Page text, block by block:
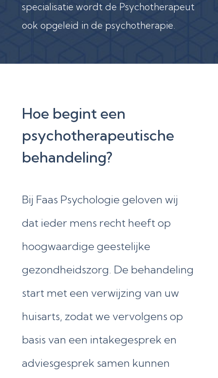
specialisatie wordt de Psychotherapeut
ook opgeleid in de psychotherapie.
Hoe begint een
psychotherapeutische
behandeling?
Bij Faas Psychologie geloven wij
dat ieder mens recht heeft op
hoogwaardige geestelijke
gezondheidszorg. De behandeling
start met een verwijzing van uw
huisarts, zodat we vervolgens op
basis van een intakegesprek en
adviesgesprek samen kunnen